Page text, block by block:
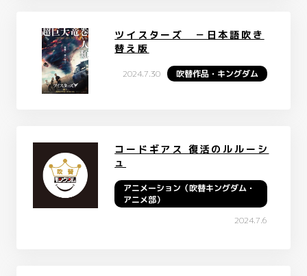
ツイスターズ －日本語吹き
替え版
吹替作品・キングダム
2024.7.30
コードギアス 復活のルルーシ
ュ
アニメーション（吹替キングダム・
アニメ部）
2024.7.6